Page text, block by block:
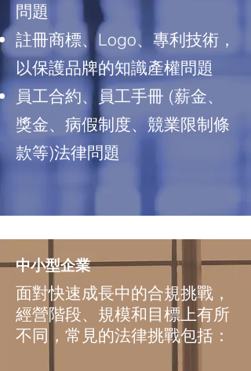
問題
註冊商標、Logo、專利技術，
以保護品牌的知識產權問題
員工合約、員工手冊 (薪金、
獎金、病假制度、競業限制條
款等)法律問題
中小型企業
面對快速成長中的合規挑戰 ，
經營階段、規模和目標上有所
不同 ， 常見的法律挑戰包括：